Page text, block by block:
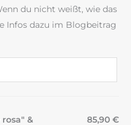
du nicht weißt, wie das
Infos dazu im Blogbeitrag
&
85,90 €